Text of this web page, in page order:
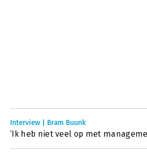
Interview | Bram Buunk
‘Ik heb niet veel op met